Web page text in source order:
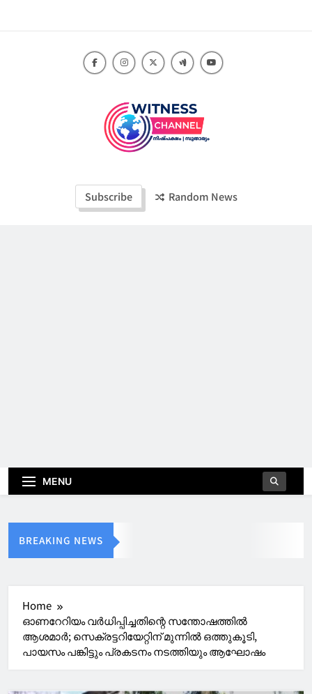
Witness Channel
Subscribe Random News
MENU
BREAKING NEWS
Home
ഓണറേറിയം വര്‍ധിപ്പിച്ചതിന്റെ സന്തോഷത്തില്‍
ആശമാര്‍; സെക്രട്ടറിയേറ്റിന് മുന്നില്‍ ഒത്തുകൂടി,
പായസം പങ്കിട്ടും പ്രകടനം നടത്തിയും ആഘോഷം